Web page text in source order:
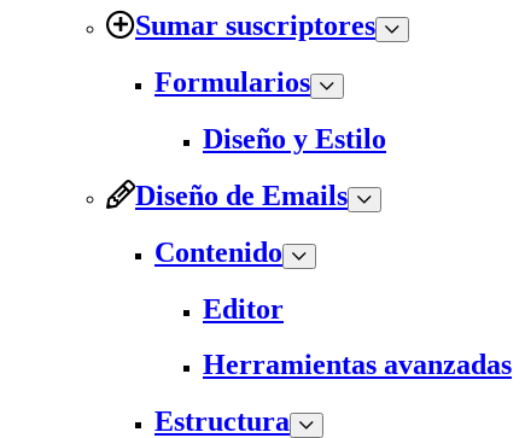
Sumar suscriptores
Formularios
Diseño y Estilo
Diseño de Emails
Contenido
Editor
Herramientas avanzadas
Estructura